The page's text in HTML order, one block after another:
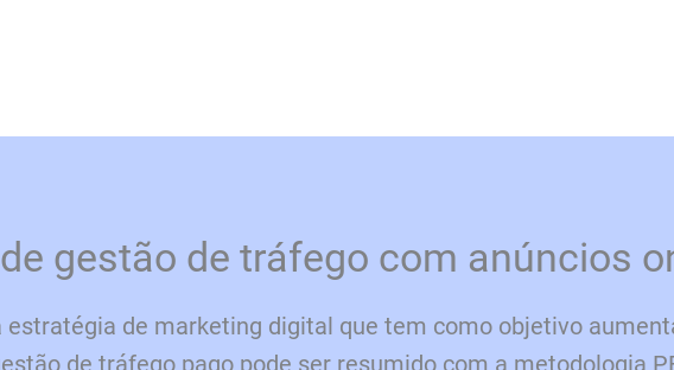
gestão de tráfego com anúncios
de marketing digital que tem como objetivo
de tráfego pago pode ser resumido com a metodologia